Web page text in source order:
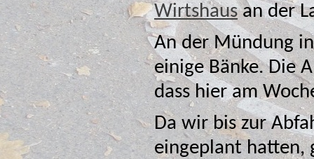
Wirtshaus an der
An der Mündung
einige Bänke. Die Abnutzung
dass hier am
Da wir bis zur
eingeplant hatten, ging es